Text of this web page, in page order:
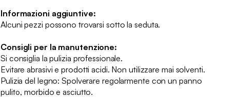
Informazioni aggiuntive:
Alcuni pezzi possono trovarsi sotto la seduta.
Consigli per la manutenzione:
Si consiglia la pulizia professionale.
Evitare abrasivi e prodotti acidi. Non utilizzare mai solventi.
Pulizia del legno: Spolverare regolarmente con un panno
pulito, morbido e asciutto.